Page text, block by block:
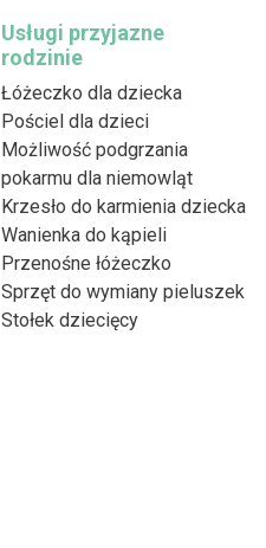
Usługi przyjazne
rodzinie
Łóżeczko dla dziecka
Pościel dla dzieci
Możliwość podgrzania
pokarmu dla niemowląt
Krzesło do karmienia dziecka
Wanienka do kąpieli
Przenośne łóżeczko
Sprzęt do wymiany pieluszek
Stołek dziecięcy